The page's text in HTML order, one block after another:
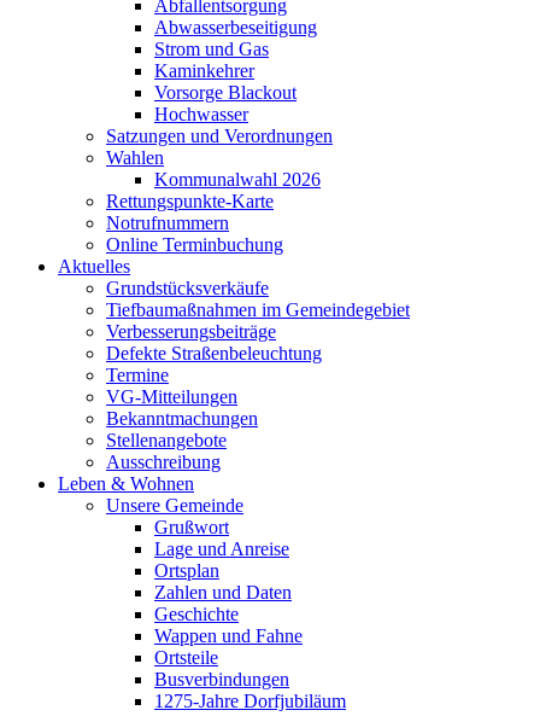
Abfallentsorgung
Abwasserbeseitigung
Strom und Gas
Kaminkehrer
Vorsorge Blackout
Hochwasser
Satzungen und Verordnungen
Wahlen
Kommunalwahl 2026
Rettungspunkte-Karte
Notrufnummern
Online Terminbuchung
Aktuelles
Grundstücksverkäufe
Tiefbaumaßnahmen im Gemeindegebiet
Verbesserungsbeiträge
Defekte Straßenbeleuchtung
Termine
VG-Mitteilungen
Bekanntmachungen
Stellenangebote
Ausschreibung
Leben & Wohnen
Unsere Gemeinde
Grußwort
Lage und Anreise
Ortsplan
Zahlen und Daten
Geschichte
Wappen und Fahne
Ortsteile
Busverbindungen
1275-Jahre Dorfjubiläum